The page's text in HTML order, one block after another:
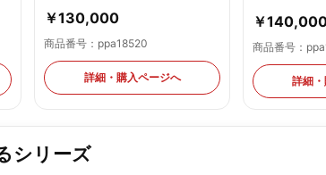
￥130,000
商品番号：ppa18520
詳細・購入ページへ
￥
商品番号：
詳細
シリーズ